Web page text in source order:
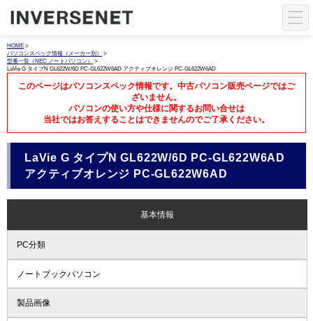
HOME >
パソコンスペック情報（メーカー別）
>
型番一覧（NEC ノートパソコン）
>
LaVie G タイプN GL622W/6D PC-GL622W6AD アクティブオレンジ PC-GL622W6AD
このページはパソコンスペック情報です。中古パソコン販売ページではご
ざいません。
パソコンの使い方や仕様に関するお問い合せは
当社ではお答えすることはできませんのでご了承ください。
LaVie G タイプN GL622W/6D PC-GL622W6AD
アクティブオレンジ PC-GL622W6AD
基本情報
PC分類
ノートブックパソコン
製品画像